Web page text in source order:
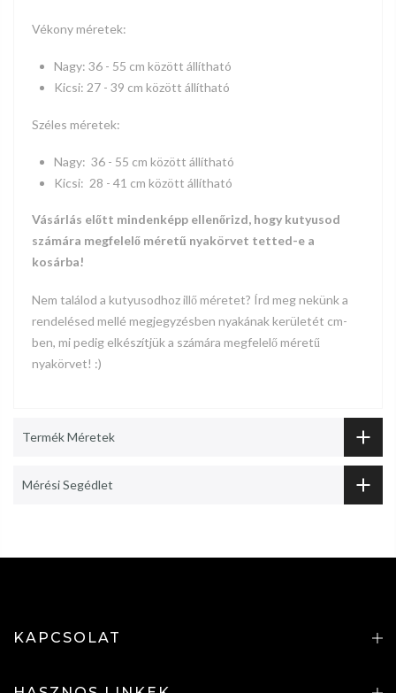
Vékony méretek:
Nagy: 36 - 55 cm között állítható
Kicsi: 27 - 39 cm között állítható
Széles méretek:
Nagy: 36 - 55 cm között állítható
Kicsi: 28 - 41 cm között állítható
Vásárlás előtt mindenképp ellenőrizd, hogy kutyusod
számára megfelelő méretű nyakörvet tetted-e a
kosárba!
Nem találod a kutyusodhoz illő méretet? Írd meg nekünk a
rendelésed mellé megjegyzésben nyakának kerületét cm-
ben, mi pedig elkészítjük a számára megfelelő méretű
nyakörvet! :)
Termék Méretek
Mérési Segédlet
KAPCSOLAT